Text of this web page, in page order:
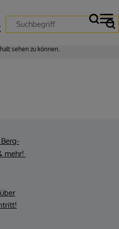
erforderlich!
sehen zu können.
mehr!